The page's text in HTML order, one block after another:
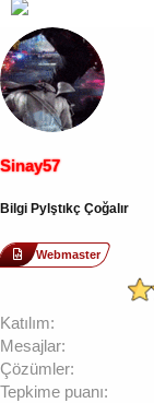
Sinay57
Bilgi Pylştıkç Çoğalır
Webmaster
Katılım
Mesajlar
Çözümler
Tepkime puanı